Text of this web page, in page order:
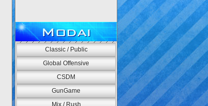
Modai
Classic / Public
Global Offensive
CSDM
GunGame